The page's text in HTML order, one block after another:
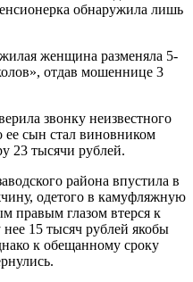
обнаружила лишь
женщина разменяла 5-
отдав мошеннице 3
звонку неизвестного
сын стал виновником
23 тысячи рублей.
района впустила в
одетого в камуфляжную
правым глазом втерся к
15 тысяч рублей якобы
к обещанному сроку